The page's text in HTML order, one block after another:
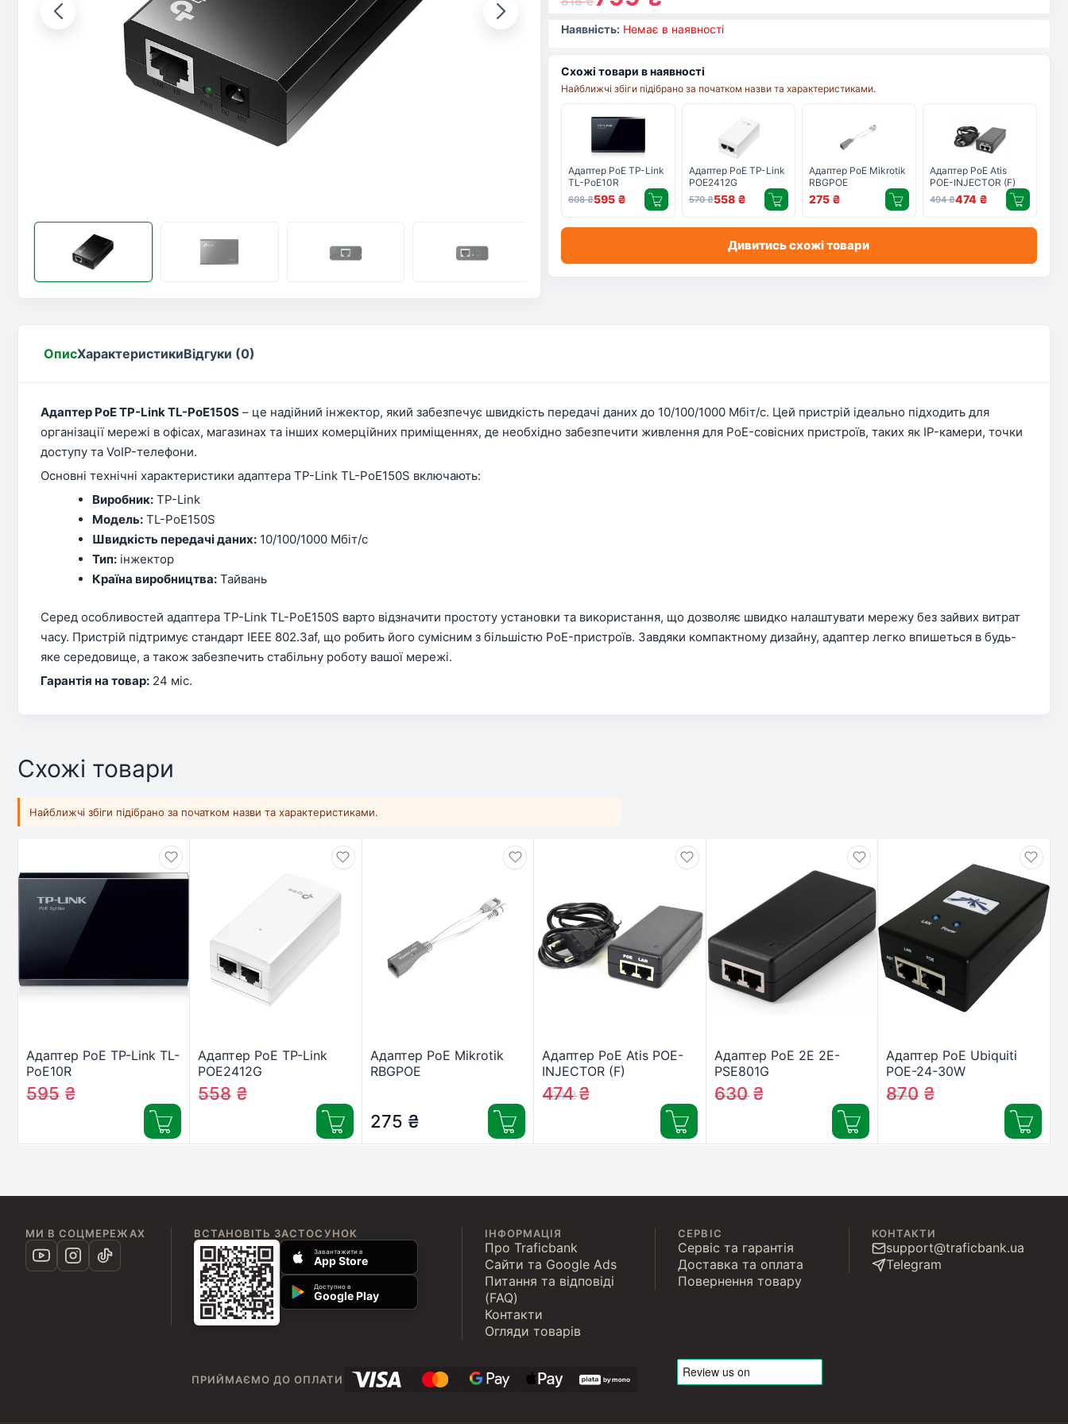
Наявність: Немає в наявності
Схожі товари в наявності
Найближчі збіги підібрано за початком назви та характеристиками.
Адаптер PoE TP-Link
TL-PoE10R
608₴595 ₴
Адаптер PoE TP-Link
POE2412G
570₴558 ₴
Адаптер PoE Mikrotik
RBGPOE
275 ₴
Адаптер PoE Atis
POE-INJECTOR (F)
494₴474 ₴
Дивитись схожі товари
ОписХарактеристикиВідгуки (0)
Адаптер PoE TP-Link TL-PoE150S – це надійний інжектор, який забезпечує швидкість передачі даних до 10/100/1000 Мбіт/с. Цей пристрій ідеально підходить для
організації мережі в офісах, магазинах та інших комерційних приміщеннях, де необхідно забезпечити живлення для PoE-совісних пристроїв, таких як IP-камери, точки
доступу та VoIP-телефони.
Основні технічні характеристики адаптера TP-Link TL-PoE150S включають:
Виробник: TP-Link
Модель: TL-PoE150S
Швидкість передачі даних: 10/100/1000 Мбіт/с
Тип: інжектор
Країна виробництва: Тайвань
Серед особливостей адаптера TP-Link TL-PoE150S варто відзначити простоту установки та використання, що дозволяє швидко налаштувати мережу без зайвих витрат
часу. Пристрій підтримує стандарт IEEE 802.3af, що робить його сумісним з більшістю PoE-пристроїв. Завдяки компактному дизайну, адаптер легко впишеться в будь-
яке середовище, а також забезпечить стабільну роботу вашої мережі.
Гарантія на товар: 24 міс.
Схожі товари
Найближчі збіги підібрано за початком назви та характеристиками.
Адаптер PoE TP-Link TL-
PoE10R
608₴
595 ₴
Адаптер PoE TP-Link
POE2412G
570₴
558 ₴
Адаптер PoE Mikrotik
RBGPOE
275 ₴
Адаптер PoE Atis POE-
INJECTOR (F)
494₴
474₴
Адаптер PoE 2E 2E-
PSE801G
643₴
630₴
Адаптер PoE Ubiquiti
POE-24-30W
888₴
870 ₴
МИ В СОЦМЕРЕЖАХ ВСТАНОВІТЬ ЗАСТОСУНОК
Завантажити в
App Store
Доступно в
Google Play
ІНФОРМАЦІЯ
Про Traficbank
Сайти та Google Ads
Питання та відповіді
(FAQ)
Контакти
Огляди товарів
СЕРВІС
Сервіс та гарантія
Доставка та оплата
Повернення товару
КОНТАКТИ
support@traficbank.ua
Telegram
ПРИЙМАЄМО ДО ОПЛАТИ